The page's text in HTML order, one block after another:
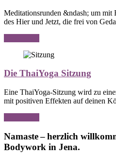
Meditationsrunden &ndash; um mit
des Hier und Jetzt, die frei von
Die ThaiYoga Sitzung
Eine ThaiYoga-Sitzung wird zu
mit positiven Effekten auf deinen
Namaste – herzlich
Bodywork in Jena.